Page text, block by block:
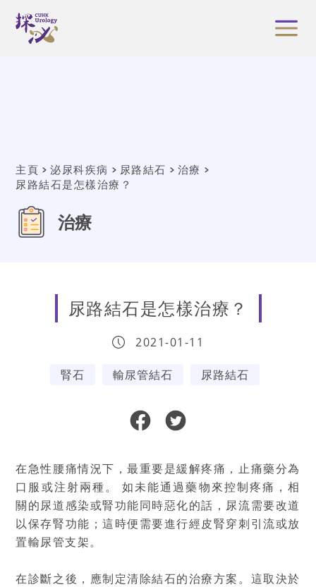
主頁 泌尿科疾病 尿路結石
治療
尿路結石是怎樣治療？
治療
尿路結石是怎樣治療？
2021-01-11
腎石 輸尿管結石 尿路結石
在急性腰痛情況下，最重要是緩解疼痛，止痛藥分為
口服或注射兩種。 如未能通過藥物來控制疼痛，相
關的尿道感染或腎功能同時惡化的話，尿流需要改道
以保存腎功能；這時便需要進行經皮腎穿刺引流或放
置輸尿管支架。
在診斷之後，應制定清除結石的治療方案。這取決於